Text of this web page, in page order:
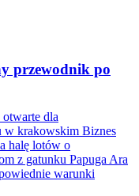
przewodnik po
dla
w krakowskim Biznes
halę lotów o
z gatunku Papuga Ara
warunki